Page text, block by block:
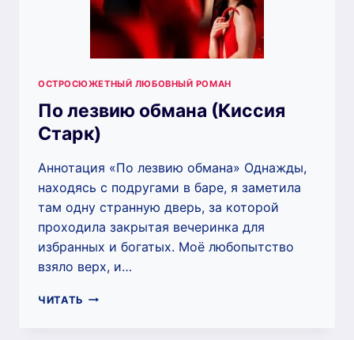
ОСТРОСЮЖЕТНЫЙ ЛЮБОВНЫЙ РОМАН
По лезвию обмана (Киссия
Старк)
Аннотация «По лезвию обмана» Однажды,
находясь с подругами в баре, я заметила
там одну странную дверь, за которой
проходила закрытая вечеринка для
избранных и богатых. Моё любопытство
взяло верх, и…
ЧИТАТЬ ПО